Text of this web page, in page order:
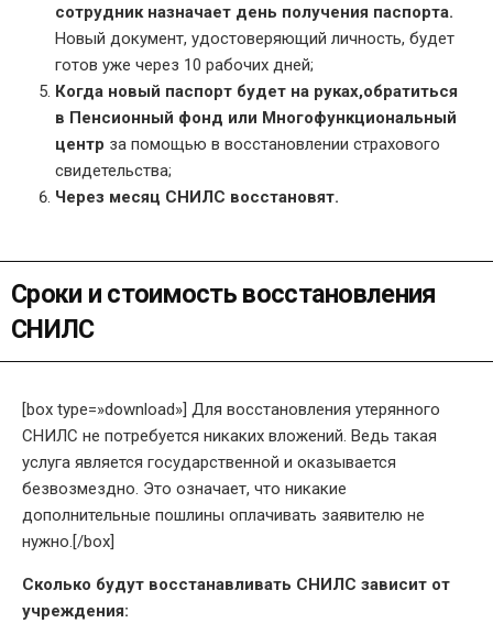
сотрудник назначает день получения паспорта.
Новый документ, удостоверяющий личность, будет
готов уже через 10 рабочих дней;
Когда новый паспорт будет на руках,обратиться
в Пенсионный фонд или Многофункциональный
центр за помощью в восстановлении страхового
свидетельства;
Через месяц СНИЛС восстановят.
Сроки и стоимость восстановления
СНИЛС
[box type=»download»] Для восстановления утерянного
СНИЛС не потребуется никаких вложений. Ведь такая
услуга является государственной и оказывается
безвозмездно. Это означает, что никакие
дополнительные пошлины оплачивать заявителю не
нужно.[/box]
Сколько будут восстанавливать СНИЛС зависит от
учреждения: